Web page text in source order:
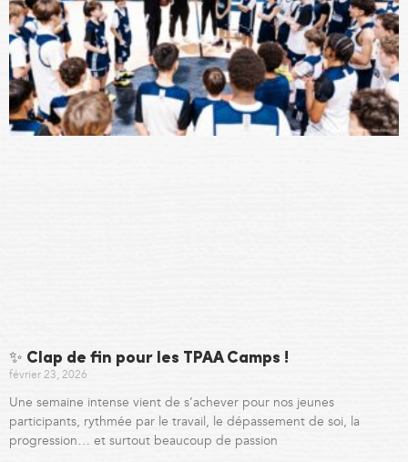
✨ Clap de fin pour les TPAA Camps !
février 23, 2026
Une semaine intense vient de s’achever pour nos jeunes
participants, rythmée par le travail, le dépassement de soi, la
progression… et surtout beaucoup de passion